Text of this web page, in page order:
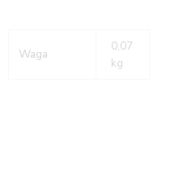
Waga
0,07
kg